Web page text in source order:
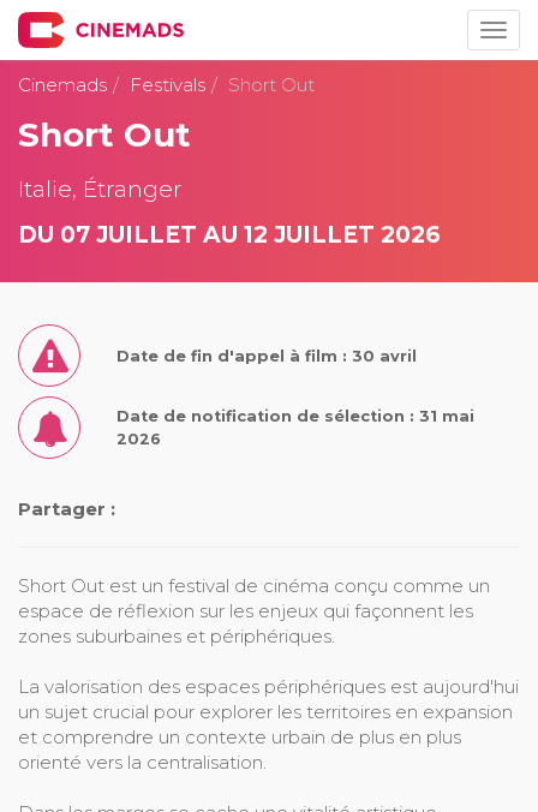
Cinemads
Festivals Short Out
Short Out
Italie, Étranger
DU 07 JUILLET AU 12 JUILLET 2026
Date de fin d'appel à film : 30 avril
Date de notification de sélection : 31 mai
2026
Partager :
Short Out est un festival de cinéma conçu comme un
espace de réflexion sur les enjeux qui façonnent les
zones suburbaines et périphériques.
La valorisation des espaces périphériques est aujourd'hui
un sujet crucial pour explorer les territoires en expansion
et comprendre un contexte urbain de plus en plus
orienté vers la centralisation.